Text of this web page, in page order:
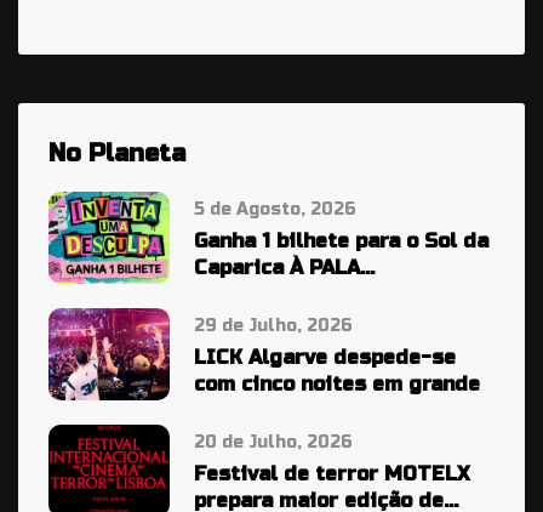
No Planeta
5 de Agosto, 2026
Ganha 1 bilhete para o Sol da
Caparica À PALA…
29 de Julho, 2026
LICK Algarve despede-se
com cinco noites em grande
20 de Julho, 2026
Festival de terror MOTELX
prepara maior edição de